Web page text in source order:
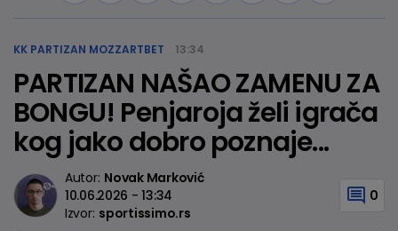
KK PARTIZAN MOZZARTBET 13:34
PARTIZAN NAŠAO ZAMENU ZA
BONGU! Penjaroja želi igrača
kog jako dobro poznaje...
Autor: Novak Marković
10.06.2026 - 13:34
Izvor: sportissimo.rs
0